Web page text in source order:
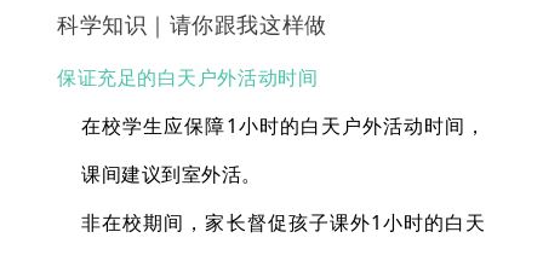
科学知识｜请你跟我这样做
保证充足的白天户外活动时间
在校学生应保障1小时的白天户外活动时间，
课间建议到室外活。
非在校期间，家长督促孩子课外1小时的白天